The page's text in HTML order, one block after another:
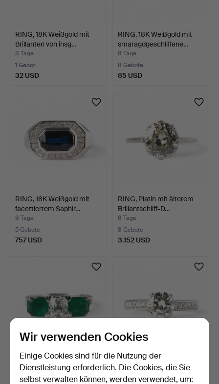
RING, 18K Weißgold mit
Brillanten von insg…
8 Tage
1 Gebot
32 USD
RING, 18K Weißgold mit
smaragdgeschliffene…
8 Tage
8 Gebote
85 USD
RING, 18K Weißgold mit
facettiertem Saphir…
8 Tage
5 Gebote
757 USD
RING, Platin mit älterem
Brillantschliff-D…
8 Tage
8 Gebote
3.152 USD
RING, 18K Weißgold mit
Altschliffdiamant c…
RING, Platin mit Brillant-
Diamant ca. 1,45…
Wir verwenden Cookies
Einige Cookies sind für die Nutzung der
Dienstleistung erforderlich. Die Cookies, die Sie
selbst verwalten können, werden verwendet, um: